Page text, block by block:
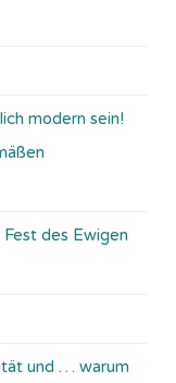
modern sein!
des Ewigen
und … warum